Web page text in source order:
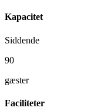
Kapacitet
Siddende
90
gæster
Faciliteter